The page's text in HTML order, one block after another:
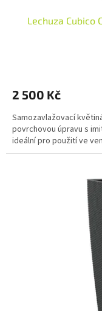
Lechuza Cubico
2 500 Kč
Samozavlažovací
povrchovou úpravu s
ideální pro použití ve